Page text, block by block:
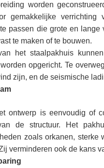
worden
gemakkelijke
passen die grote en
te maken of te bouwen.
het staalpakhuis
opgericht. Te
zijn, en de seismische
ontwerp is eenvoudig of
de structuur. Het
zoals orkanen,
verminderen ook de kans